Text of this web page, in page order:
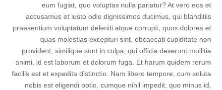
eum fugiat, quo voluptas nulla pariatur? At vero eos et
accusamus et iusto odio dignissimos ducimus, qui blanditiis
praesentium voluptatum deleniti atque corrupti, quos dolores et
quas molestias excepturi sint, obcaecati cupiditate non
provident, similique sunt in culpa, qui officia deserunt mollitia
animi, id est laborum et dolorum fuga. Et harum quidem rerum
facilis est et expedita distinctio. Nam libero tempore, cum soluta
nobis est eligendi optio, cumque nihil impedit, quo minus id,